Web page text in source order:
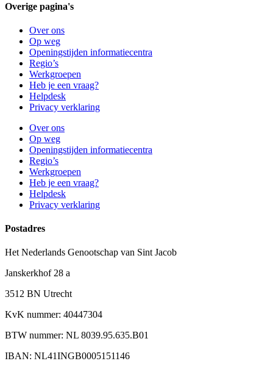
Overige pagina's
Over ons
Op weg
Openingstijden informatiecentra
Regio’s
Werkgroepen
Heb je een vraag?
Helpdesk
Privacy verklaring
Over ons
Op weg
Openingstijden informatiecentra
Regio’s
Werkgroepen
Heb je een vraag?
Helpdesk
Privacy verklaring
Postadres
Het Nederlands Genootschap van Sint Jacob
Janskerkhof 28 a
3512 BN Utrecht
KvK nummer: 40447304
BTW nummer: NL 8039.95.635.B01
IBAN: NL41INGB0005151146